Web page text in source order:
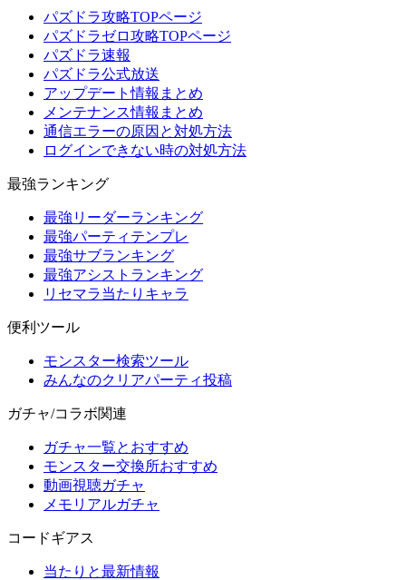
パズドラ攻略TOPページ
パズドラゼロ攻略TOPページ
パズドラ速報
パズドラ公式放送
アップデート情報まとめ
メンテナンス情報まとめ
通信エラーの原因と対処方法
ログインできない時の対処方法
最強ランキング
最強リーダーランキング
最強パーティテンプレ
最強サブランキング
最強アシストランキング
リセマラ当たりキャラ
便利ツール
モンスター検索ツール
みんなのクリアパーティ投稿
ガチャ/コラボ関連
ガチャ一覧とおすすめ
モンスター交換所おすすめ
動画視聴ガチャ
メモリアルガチャ
コードギアス
当たりと最新情報